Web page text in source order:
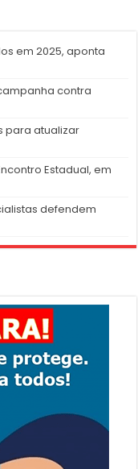
em 2025, aponta
contra
para atualizar
Estadual, em
defendem